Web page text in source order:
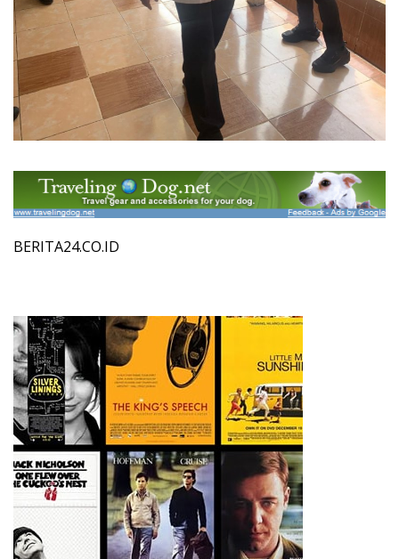
BERITA24.CO.ID